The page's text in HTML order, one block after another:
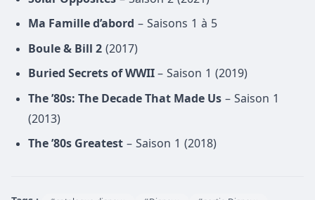
Ma Famille d’abord – Saisons 1 à 5
Boule & Bill 2 (2017)
Buried Secrets of WWII – Saison 1 (2019)
The ’80s: The Decade That Made Us – Saison 1
(2013)
The ’80s Greatest – Saison 1 (2018)